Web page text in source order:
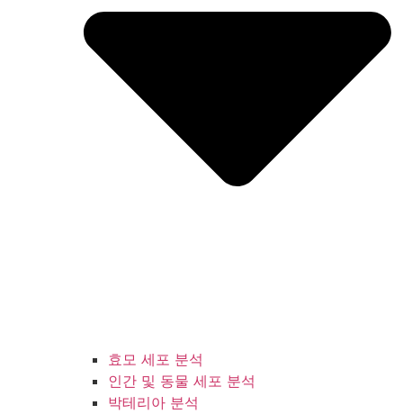
효모 세포 분석
인간 및 동물 세포 분석
박테리아 분석